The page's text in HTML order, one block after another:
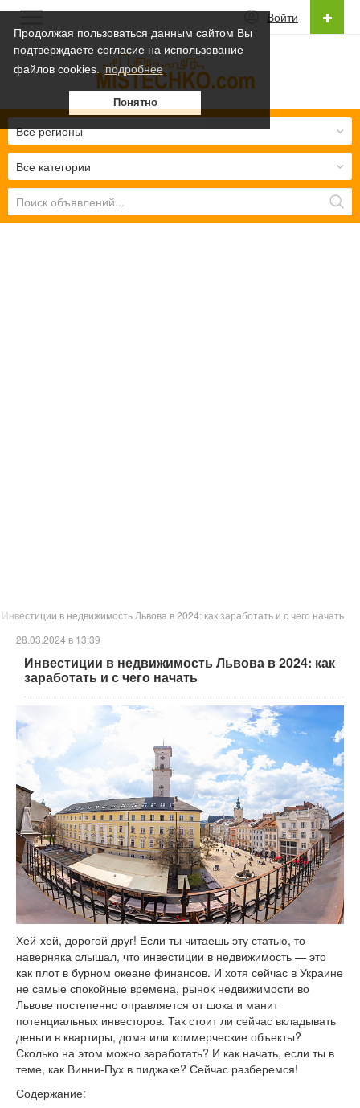
Продолжая пользоваться данным сайтом Вы
подтверждаете согласие на использование
файлов cookies. подробнее
Понятно
Войти
Русский
Українська
Русский
Все категории
Все регионы
Инвестиции в недвижимость Львова в 2024: как заработать и с чего начать
28.03.2024 в 13:39
Инвестиции в недвижимость Львова в 2024: как
заработать и с чего начать
Хей-хей, дорогой друг! Если ты читаешь эту статью, то
наверняка слышал, что инвестиции в недвижимость — это
как плот в бурном океане финансов. И хотя сейчас в Украине
не самые спокойные времена, рынок недвижимости во
Львове постепенно оправляется от шока и манит
потенциальных инвесторов. Так стоит ли сейчас вкладывать
деньги в квартиры, дома или коммерческие объекты?
Сколько на этом можно заработать? И как начать, если ты в
теме, как Винни-Пух в пиджаке? Сейчас разберемся!
Содержание: